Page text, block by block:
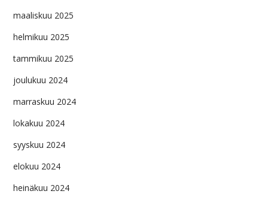
maaliskuu 2025
helmikuu 2025
tammikuu 2025
joulukuu 2024
marraskuu 2024
lokakuu 2024
syyskuu 2024
elokuu 2024
heinäkuu 2024